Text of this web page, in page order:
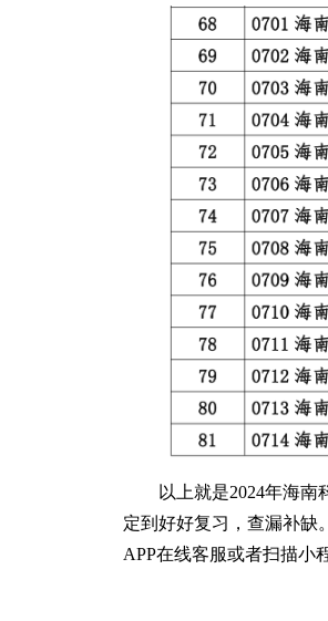
以上就是2024年海
定到好好复习，查漏补缺
APP在线客服或者扫描小